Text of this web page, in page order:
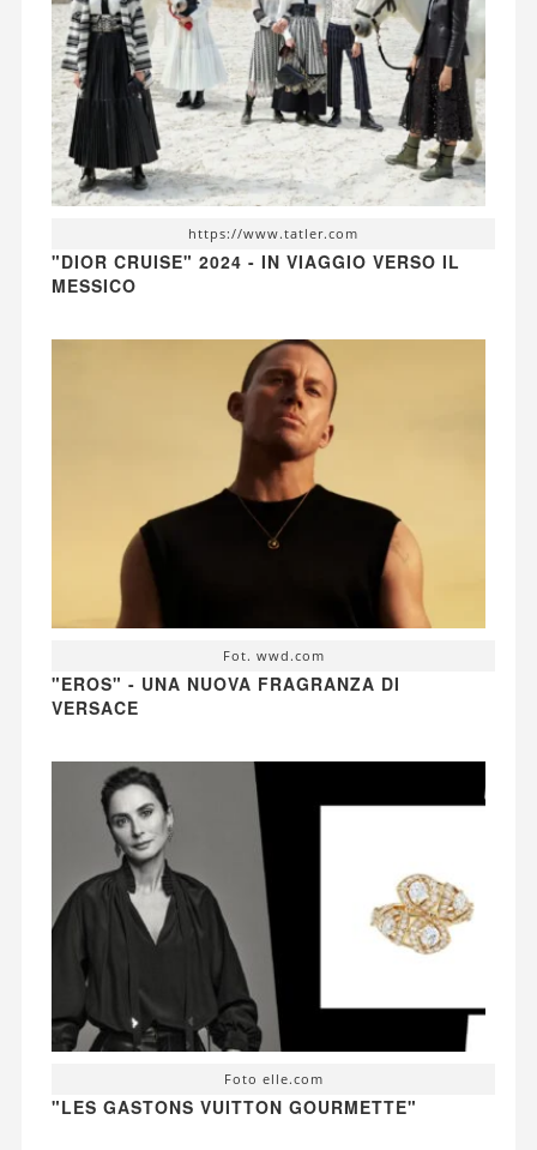
https://www.tatler.com
"DIOR CRUISE" 2024 - IN VIAGGIO VERSO IL
MESSICO
Fot. wwd.com
"EROS" - UNA NUOVA FRAGRANZA DI
VERSACE
Foto elle.com
"LES GASTONS VUITTON GOURMETTE"